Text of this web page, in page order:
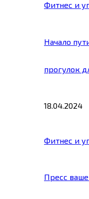
Фитнес и
Начало
прогулок
18.04.2024
Фитнес и
Пресс